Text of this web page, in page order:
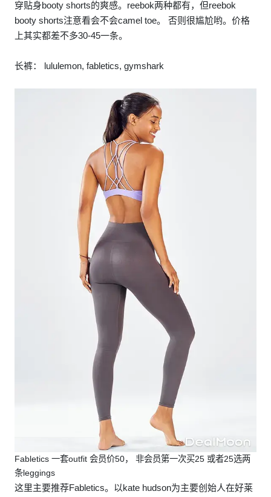
穿贴身booty shorts的爽感。reebok两种都有，但reebok
booty shorts注意看会不会camel toe。 否则很尴尬哟。价格
上其实都差不多30-45一条。
长裤： lululemon, fabletics, gymshark
Fabletics 一套outfit 会员价50， 非会员第一次买25 或者25选两
条leggings
这里主要推荐Fabletics。以kate hudson为主要创始人在好莱